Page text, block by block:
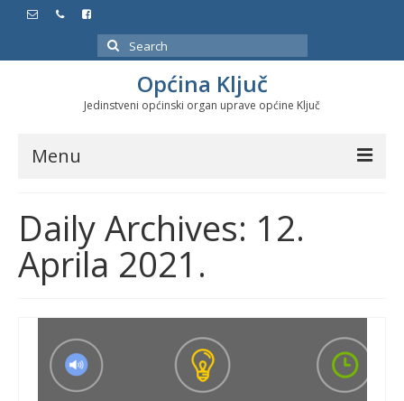
Search
for:
Općina Ključ
Jedinstveni općinski organ uprave općine Ključ
Menu
Službeni glasnici
Javne nabavke
Značajni datumi i manifestacije
Program energetske efikasnosti u stambenom
sektoru
Daily Archives: 12.
Aprila 2021.